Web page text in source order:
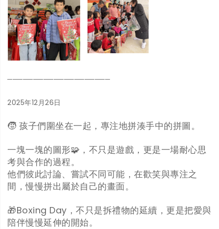
────────────────────
2025年12月26日
🧒 孩子們圍坐在一起，專注地拼湊手中的拼圖。
一塊一塊的圖形🧩，不只是遊戲，更是一場耐心思
考與合作的過程。
他們彼此討論、嘗試不同可能，在歡笑與專注之
間，慢慢拼出屬於自己的畫面。
🎁Boxing Day，不只是拆禮物的延續，更是把愛與
陪伴慢慢延伸的開始。